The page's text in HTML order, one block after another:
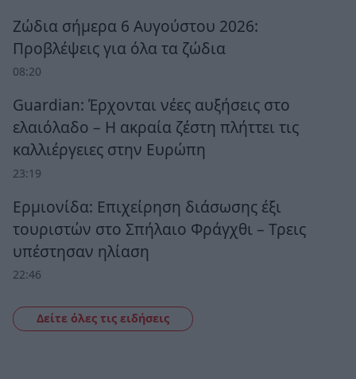
Ζώδια σήμερα 6 Αυγούστου 2026:
Προβλέψεις για όλα τα ζώδια
08:20
Guardian: Έρχονται νέες αυξήσεις στο
ελαιόλαδο – Η ακραία ζέστη πλήττει τις
καλλιέργειες στην Ευρώπη
23:19
Ερμιονίδα: Επιχείρηση διάσωσης έξι
τουριστών στο Σπήλαιο Φράγχθι – Τρεις
υπέστησαν ηλίαση
22:46
Δείτε όλες τις ειδήσεις